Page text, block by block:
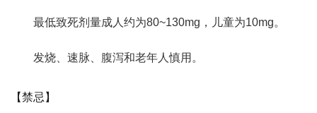
最低致死剂量成人约为80~130mg，儿童为10mg。
发烧、速脉、腹泻和老年人慎用。
【禁忌】